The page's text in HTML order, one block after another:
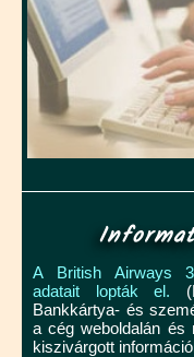
A British Airways
adatait lopták el.
Bankkártya- és
a cég weboldalán és
kiszivárgott